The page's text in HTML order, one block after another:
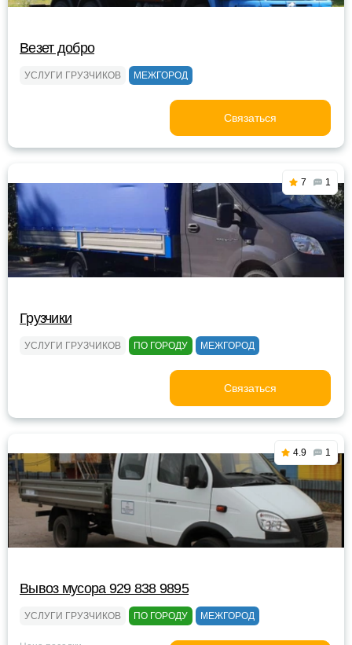
Везет добро
УСЛУГИ ГРУЗЧИКОВ МЕЖГОРОД
Связаться
7 1
Грузчики
УСЛУГИ ГРУЗЧИКОВ ПО ГОРОДУ МЕЖГОРОД
Связаться
4.9 1
Вывоз мусора 929 838 9895
УСЛУГИ ГРУЗЧИКОВ ПО ГОРОДУ МЕЖГОРОД